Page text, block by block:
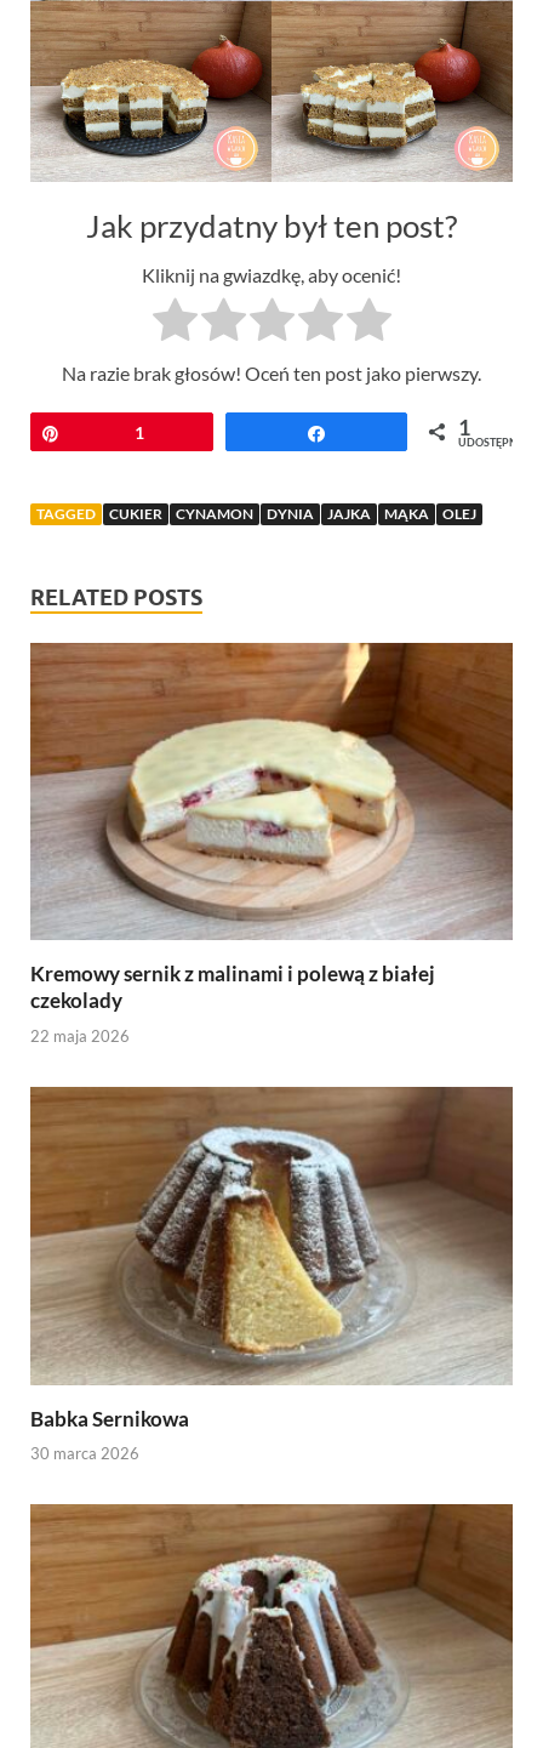
Jak przydatny był ten post?
Kliknij na gwiazdkę, aby ocenić!
Na razie brak głosów! Oceń ten post jako pierwszy.
Przypnij1 1
UDOSTĘPNIEŃ
TAGGED CUKIER CYNAMON DYNIA JAJKA MĄKA OLEJ
RELATED POSTS
Kremowy sernik z malinami i polewą z białej
czekolady
22 maja 2026
Babka Sernikowa
30 marca 2026